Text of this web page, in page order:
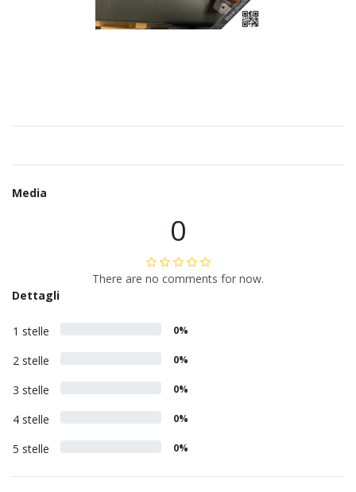
Media
0
There are no comments for now.
Dettagli
1 stelle 0%
2 stelle 0%
3 stelle 0%
4 stelle 0%
5 stelle 0%